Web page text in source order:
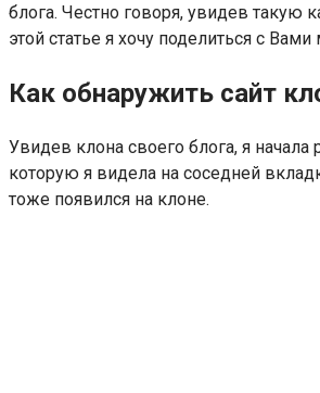
блога. Честно говоря, увидев такую
этой статье я хочу поделиться с
Как обнаружить сайт
Увидев клона своего блога, я
которую я видела на соседней
тоже появился на клоне.